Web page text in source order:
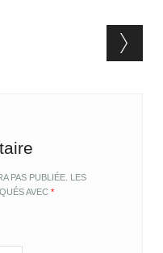
PAS PUBLIÉE. LES
AVEC*